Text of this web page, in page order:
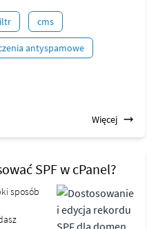
cms
antyspamowe
Więcej
SPF w cPanel?
sposób